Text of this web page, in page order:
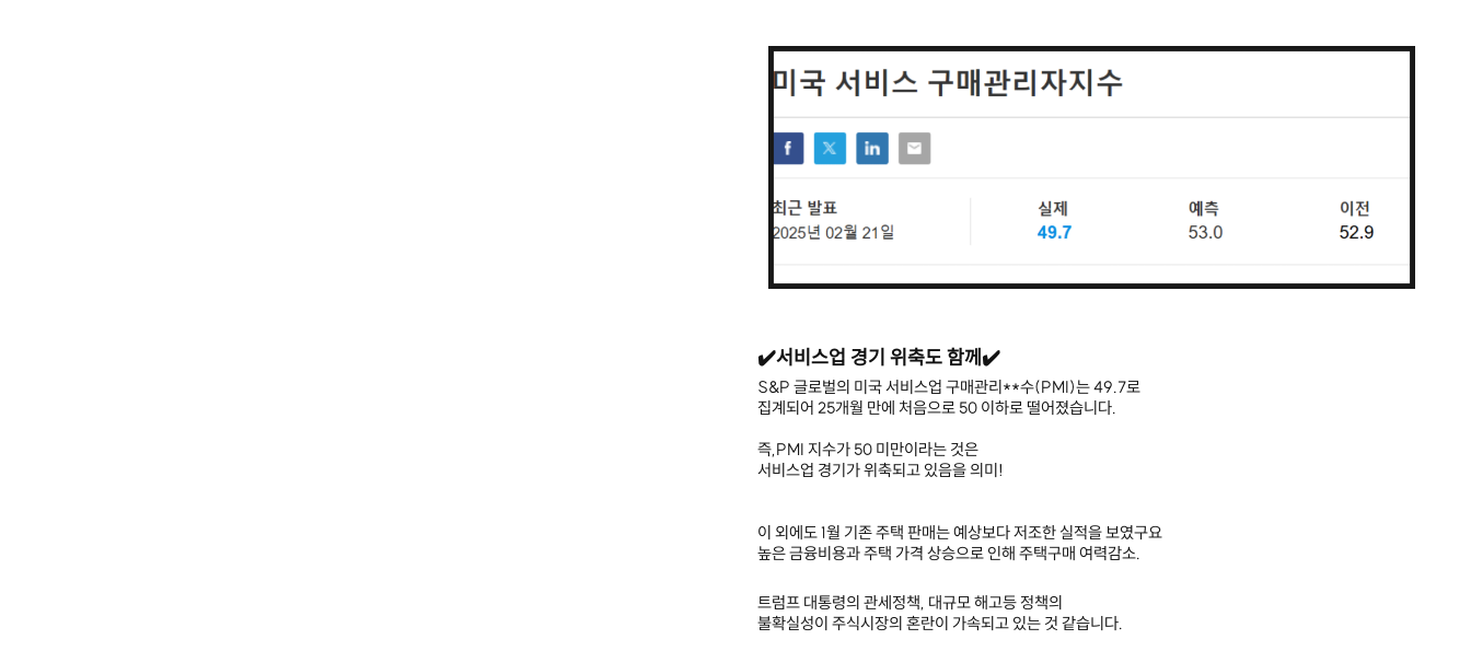
✔️서비스업 경기 위축도 함께✔️
S&P 글로벌의 미국 서비스업 구매관리**수(PMI)는 49.7로
집계되어 25개월 만에 처음으로 50 이하로 떨어졌습니다.
즉,PMI 지수가 50 미만이라는 것은
서비스업 경기가 위축되고 있음을 의미!
이 외에도 1월 기존 주택 판매는 예상보다 저조한 실적을 보였구요
높은 금융비용과 주택 가격 상승으로 인해 주택구매 여력감소.
트럼프 대통령의 관세정책, 대규모 해고등 정책의
불확실성이 주식시장의 혼란이 가속되고 있는 것 같습니다.